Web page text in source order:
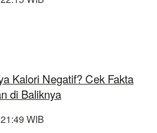
Kalori Negatif? Cek Fakta
di Baliknya
WIB